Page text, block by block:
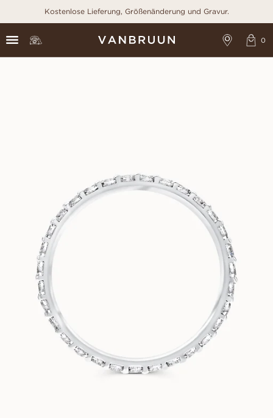
Kostenlose Lieferung, Größenänderung und Gravur.